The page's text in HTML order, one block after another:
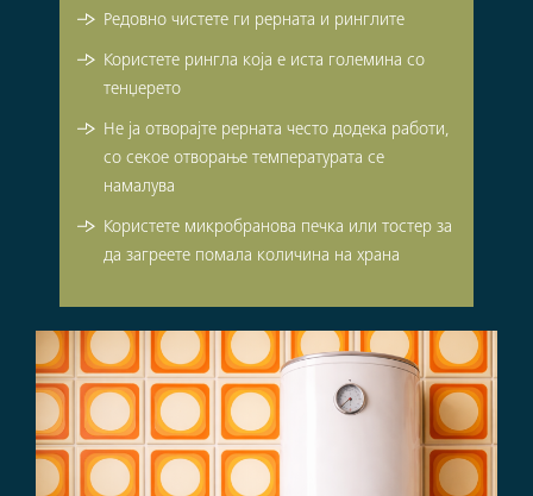
Редовно чистете ги рерната и ринглите
Користете рингла која е иста големина со
тенџерето
Не ја отворајте рерната често додека работи,
со секое отворање температурата се
намалува
Користете микробранова печка или тостер за
да загреете помала количина на храна